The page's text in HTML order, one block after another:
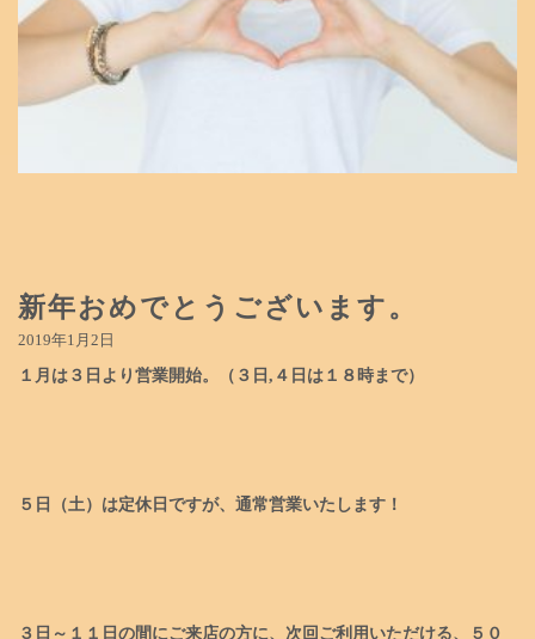
新年おめでとうございます。
2019年1月2日
１月は３日より営業開始。（３日,４日は１８時まで）
５日（土）は定休日ですが、通常営業いたします！
３日～１１日の間にご来店の方に、次回ご利用いただける、５０